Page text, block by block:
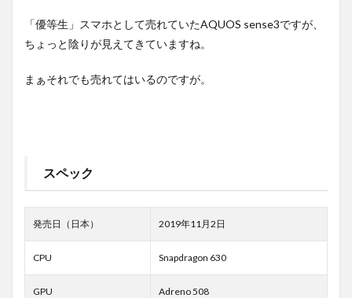
「優等生」スマホとして売れていたAQUOS sense3ですが、
ちょっと陰りが見えてきていますね。
まぁそれでも売れてはいるのですが。
スペック
発売日（日本） 2019年11月2日
CPU Snapdragon 630
GPU Adreno 508